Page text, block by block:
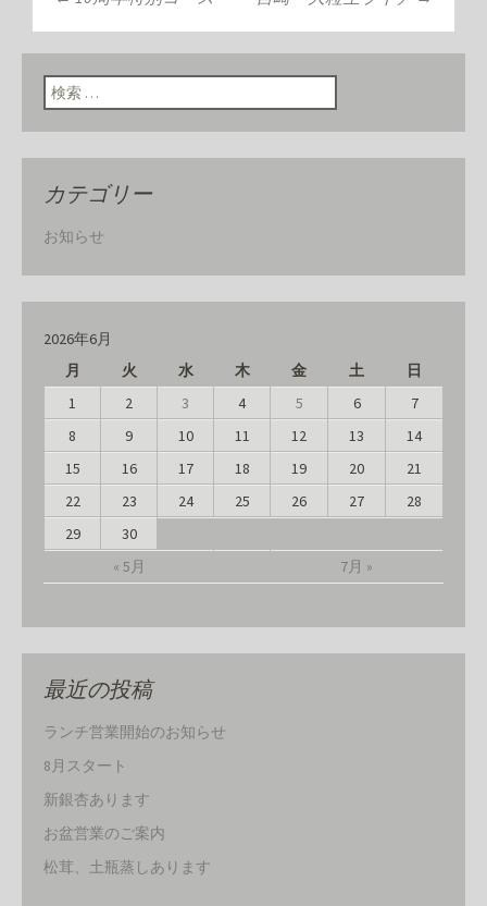
投稿ナビゲーショ
ン
検索:
カテゴリー
お知らせ
2026年6月
月
火 水 木 金 土 日
« 5月 7月 »
1 2 3 4 5 6
7
8
9 10 11 12 13
14
15
16 17 18 19 20
21
22
23 24 25 26 27
28
29
30
最近の投稿
ランチ営業開始のお知らせ
8月スタート
新銀杏あります
お盆営業のご案内
松茸、土瓶蒸しあります